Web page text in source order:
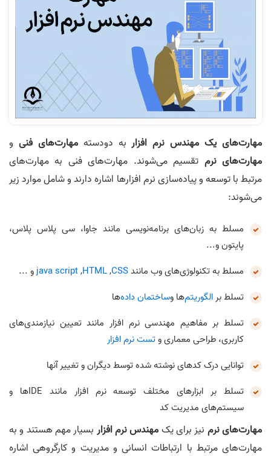
مهارت‌های یک مهندس نرم افزار به دودستهمهارت‌های فنی و
مهارت‌های نرم تقسیم می‌شوند. مهارت‌های فنی به مهارت‌های
مرتبط با توسعه و پیاده‌سازی نرم افزارها اشاره دارند و شامل موارد زیر
می‌شوند:
مسلط به زبان‌های برنامه‌نویسی مانند جاوا، سی پلاس پلاس،
پایتون و...
مسلط به تکنولوژی‌های وب مانند
java script,HTML,CSS
و ...
تسلط برالگوریتم‌ها وساختمان داده‌ها
تسلط بر مفاهیم مهندسی نرم افزار مانند تعیین نیازمندی‌های
کاربری، طراحی معماری وتست نرم افزار
توانایی درک کدهای نوشته شده توسط دیگران و تغییر آنها
تسلط بر ابزارهای مختلف توسعه نرم افزار مانند IDEها و
سیستم‌های مدیریت کد
مهارت‌های نرم نیز برای یکمهندس نرم افزار بسیار مهم هستند و به
مهارت‌های مرتبط با ارتباطات انسانی و مدیریت و کارگروهی اشاره